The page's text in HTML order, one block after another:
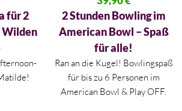
€.
für 2
Wilden
Aktueller Preis ist: 39,90 €.
2 Stunden Bowling im
American Bowl – Spaß
für alle!
Ran an die Kugel! Bowlingspaß
für bis zu 6 Personen im
American Bowl & Play OFF.